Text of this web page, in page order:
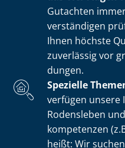
Gutachten
ver­stän­di­gen
Ihnen höchste
zuverlässig vor
dun­gen.
Spezielle
verfügen unsere
Rodensleben
kom­pe­ten­zen
heißt: Wir